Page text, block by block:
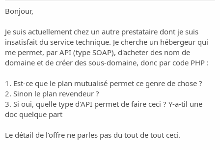
l
d
i
c
u
s
o
t
Bonjour,
Je suis actuellement chez un autre prestataire dont je suis
insatisfait du service technique. Je cherche un hébergeur qui
me permet, par API (type SOAP), d'acheter des nom de
domaine et de créer des sous-domaine, donc par code PHP :
1. Est-ce que le plan mutualisé permet ce genre de chose ?
2. Sinon le plan revendeur ?
3. Si oui, quelle type d'API permet de faire ceci ? Y-a-til une
doc quelque part
Le détail de l'offre ne parles pas du tout de tout ceci.